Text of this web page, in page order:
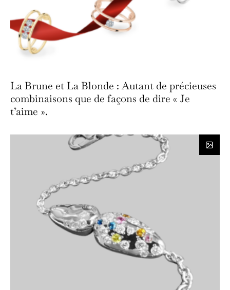
La Brune et La Blonde : Autant de précieuses
combinaisons que de façons de dire « Je
t’aime ».